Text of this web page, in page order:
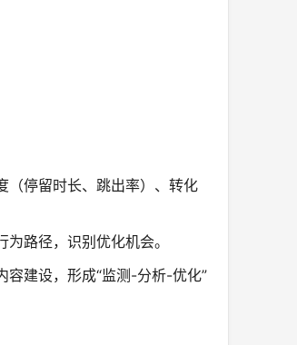
（停留时长、跳出率）、转化
路径，识别优化机会。
建设，形成“监测-分析-优化”